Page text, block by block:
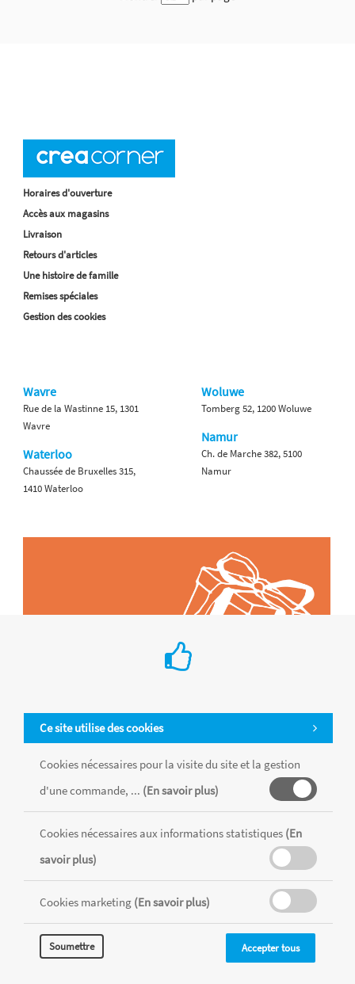
Ce site utilise des cookies
Cookies nécessaires pour la visite du site et la gestion
d'une commande, ... (En savoir plus)
Cookies nécessaires aux informations statistiques (En
savoir plus)
Cookies marketing (En savoir plus)
Soumettre Accepter tous
Horaires d'ouverture
Accès aux magasins
Livraison
Retours d'articles
Une histoire de famille
Remises spéciales
Gestion des cookies
Wavre
Rue de la Wastinne 15, 1301
Wavre
Waterloo
Chaussée de Bruxelles 315,
1410 Waterloo
Woluwe
Tomberg 52, 1200 Woluwe
Namur
Ch. de Marche 382, 5100
Namur
Tous les produits sont vendus dans la limite des stocks disponibles de
chaque magasin, toutes taxes comprises.
CONDITIONS GÉNÉRALES
RÉALISÉ AVEC MERCATOR
CMS